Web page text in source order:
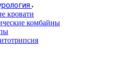
кровати
комбайны